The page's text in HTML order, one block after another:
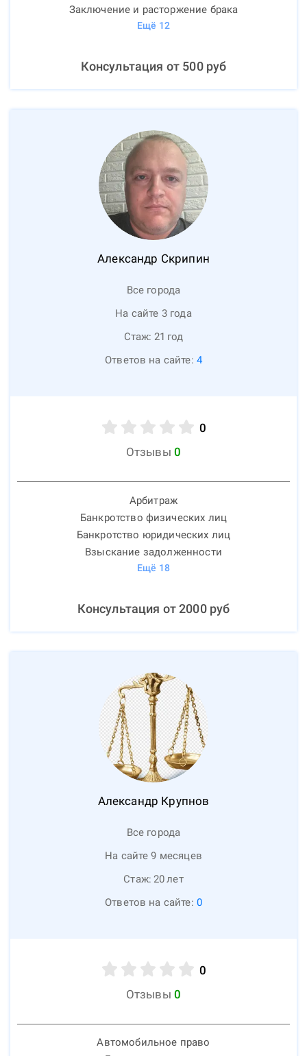
Заключение и расторжение брака
Ещё 12
Консультация от 500руб
Александр Скрипин
Все города
На сайте 3 года
Стаж: 21 год
Ответов на сайте: 4
0
Отзывы 0
Арбитраж
Банкротство физических лиц
Банкротство юридических лиц
Взыскание задолженности
Ещё 18
Консультация от2000руб
Александр Крупнов
Все города
На сайте 9 месяцев
Стаж: 20лет
Ответов на сайте: 0
0
Отзывы 0
Автомобильное право